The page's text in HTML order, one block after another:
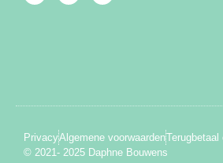
PrivacyAlgemene voorwaardenTerugbetaal
© 2021- 2025 Daphne Bouwens